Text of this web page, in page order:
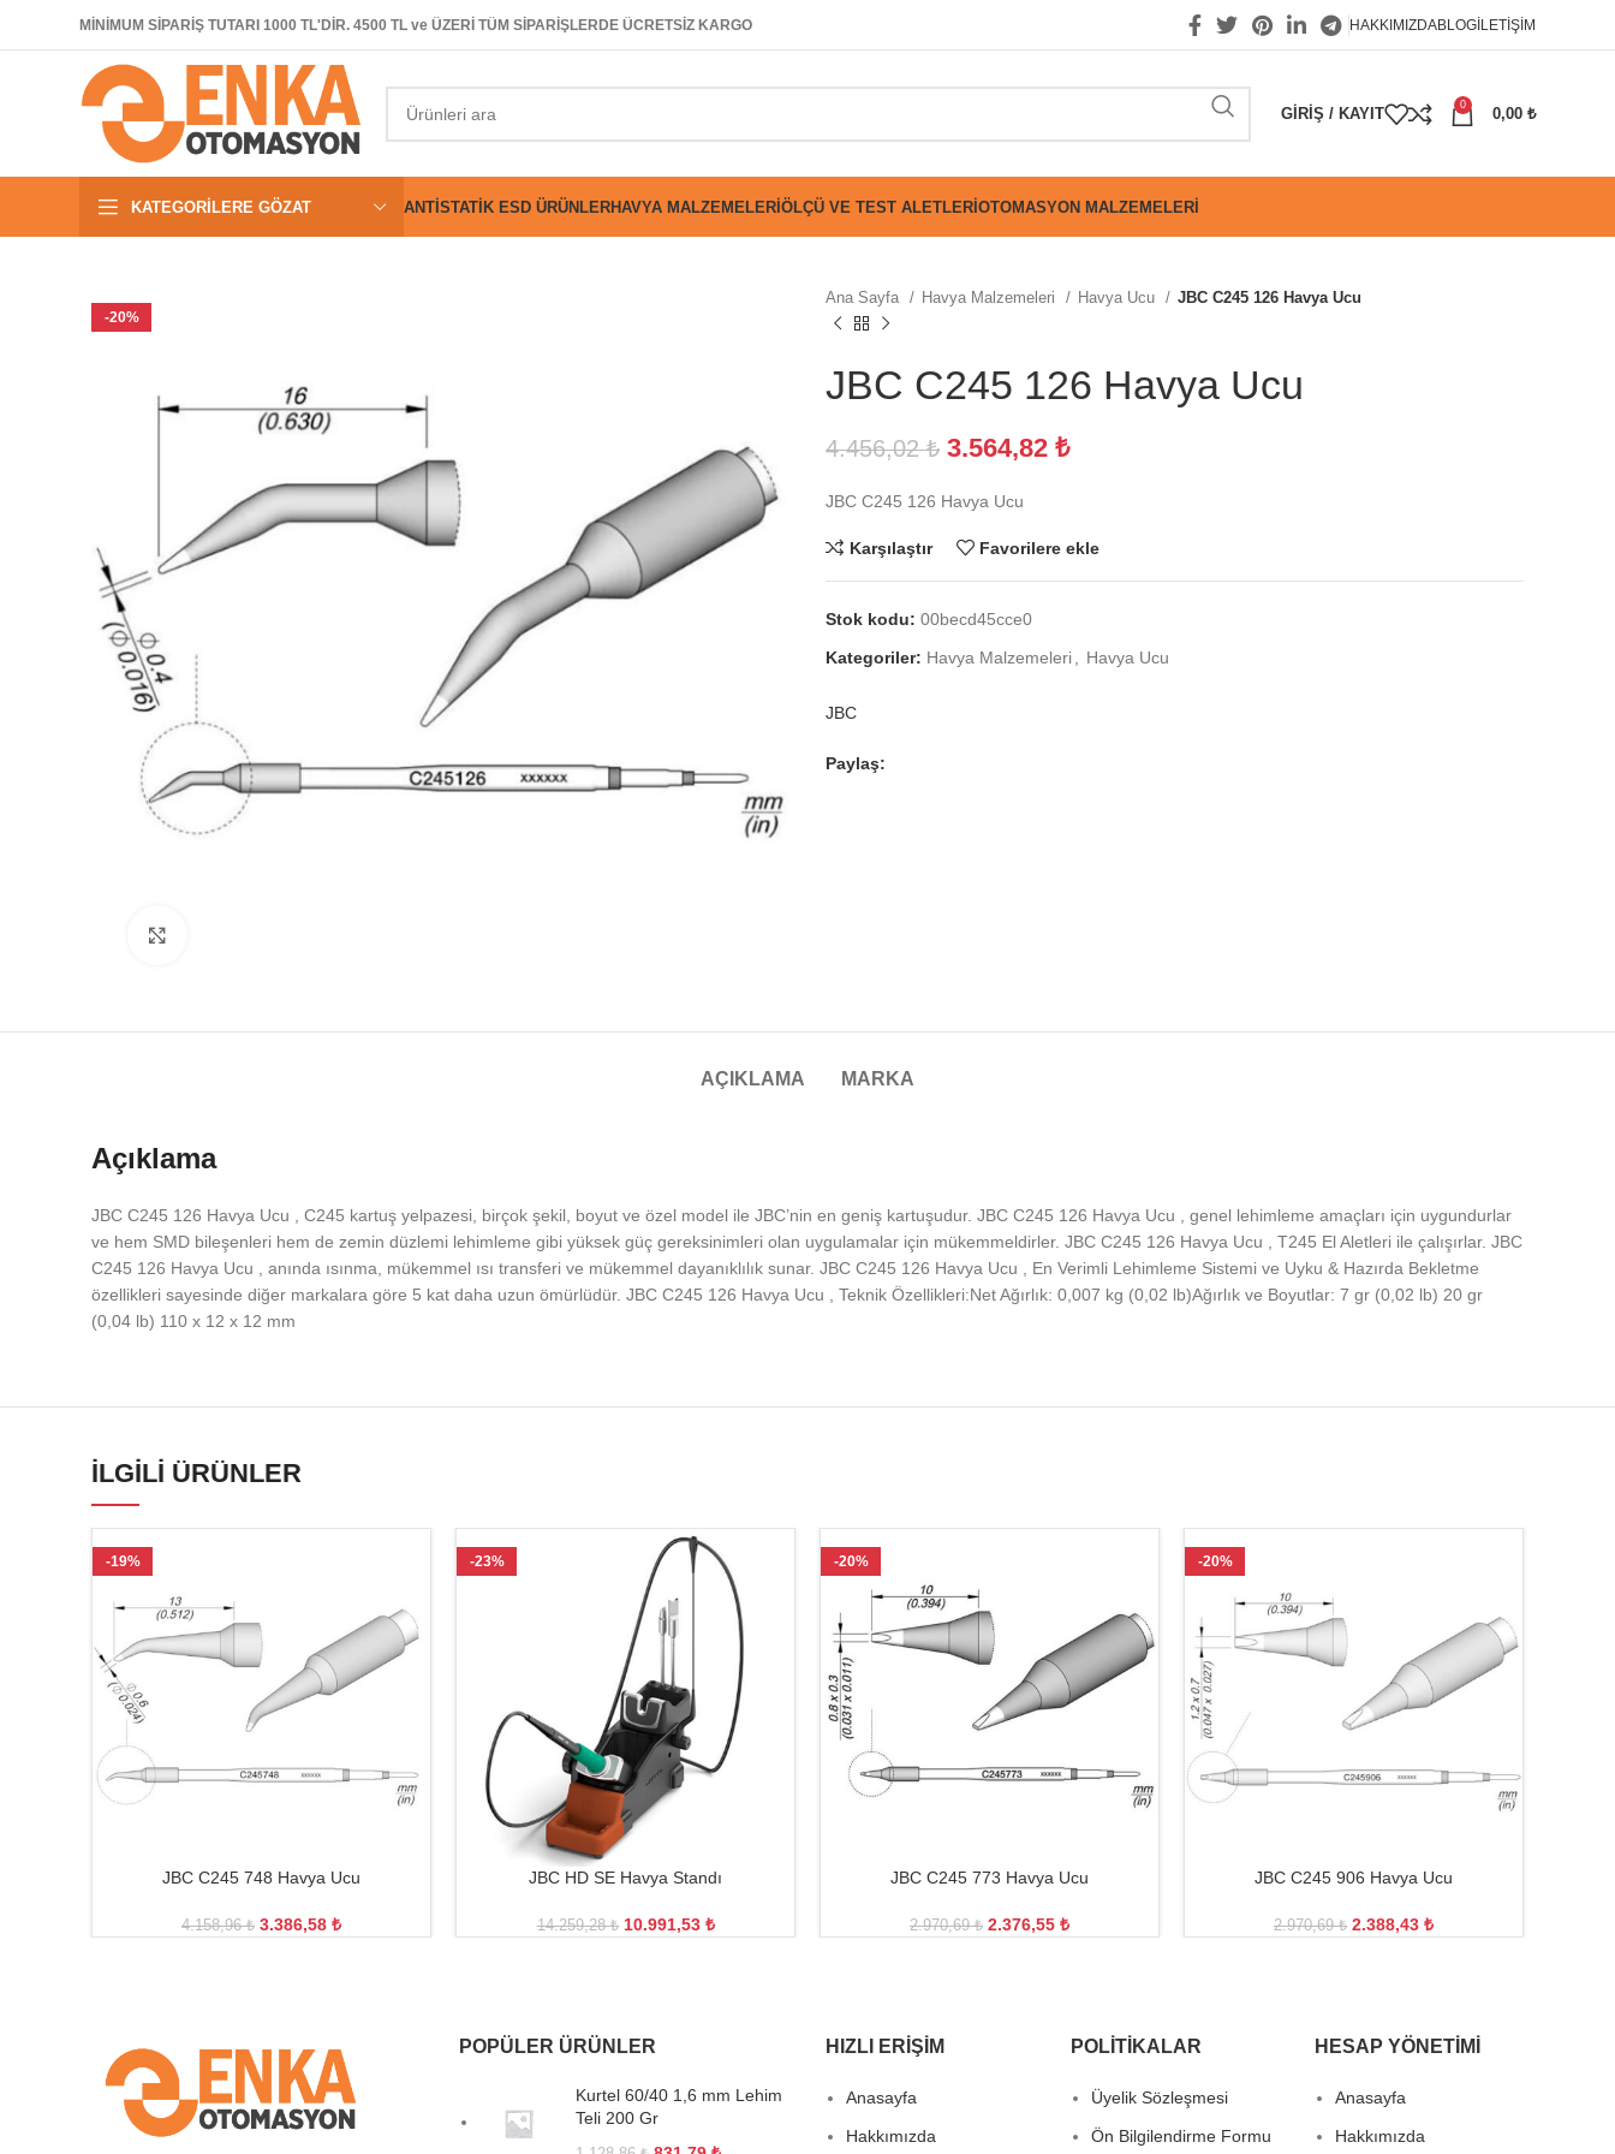
MİNİMUM SİPARİŞ TUTARI 1000 TL'DİR. 4500 TL ve ÜZERİ TÜM SİPARİŞLERDE ÜCRETSİZ KARGO HAKKIMIZDABLOGİLETIŞIM
GIRIŞ / KAYIT
0
0,00 ₺
KATEGORILERE GÖZAT ANTISTATIK ESD ÜRÜNLERHAVYA MALZEMELERIÖLÇÜ VE TEST ALETLERIOTOMASYON MALZEMELERI
-20%
Ana Sayfa Havya Malzemeleri Havya Ucu JBC C245 126 Havya Ucu
JBC C245 126 Havya Ucu
4.456,02₺ 3.564,82 ₺
JBC C245 126 Havya Ucu
Karşılaştır Favorilere ekle
Stok kodu: 00becd45cce0
Kategoriler: Havya Malzemeleri Havya Ucu
JBC
Paylaş:
AÇIKLAMA MARKA
Açıklama
JBC C245 126 Havya Ucu , C245 kartuş yelpazesi, birçok şekil, boyut ve özel model ile JBC’nin en geniş kartuşudur. JBC C245 126 Havya Ucu , genel lehimleme amaçları için uygundurlar
ve hem SMD bileşenleri hem de zemin düzlemi lehimleme gibi yüksek güç gereksinimleri olan uygulamalar için mükemmeldirler. JBC C245 126 Havya Ucu , T245 El Aletleri ile çalışırlar. JBC
C245 126 Havya Ucu , anında ısınma, mükemmel ısı transferi ve mükemmel dayanıklılık sunar. JBC C245 126 Havya Ucu , En Verimli Lehimleme Sistemi ve Uyku & Hazırda Bekletme
özellikleri sayesinde diğer markalara göre 5 kat daha uzun ömürlüdür. JBC C245 126 Havya Ucu , Teknik Özellikleri:Net Ağırlık: 0,007 kg (0,02 lb)Ağırlık ve Boyutlar: 7 gr (0,02 lb) 20 gr
(0,04 lb) 110 x 12 x 12 mm
İLGILI ÜRÜNLER
-19%
JBC C245 748 Havya Ucu
4.158,96₺ 3.386,58 ₺
-23%
JBC HD SE Havya Standı
14.259,28₺ 10.991,53 ₺
-20%
JBC C245 773 Havya Ucu
2.970,69₺ 2.376,55 ₺
-20%
JBC C245 906 Havya Ucu
2.970,69₺ 2.388,43 ₺
POPÜLER ÜRÜNLER
Kurtel 60/40 1,6 mm Lehim
Teli 200 Gr
HIZLI ERIŞIM
Anasayfa
Hakkımızda
POLITIKALAR
Üyelik Sözleşmesi
Ön Bilgilendirme Formu
HESAP YÖNETIMI
Anasayfa
Hakkımızda